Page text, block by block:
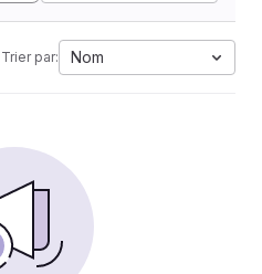
Trier par: Nom